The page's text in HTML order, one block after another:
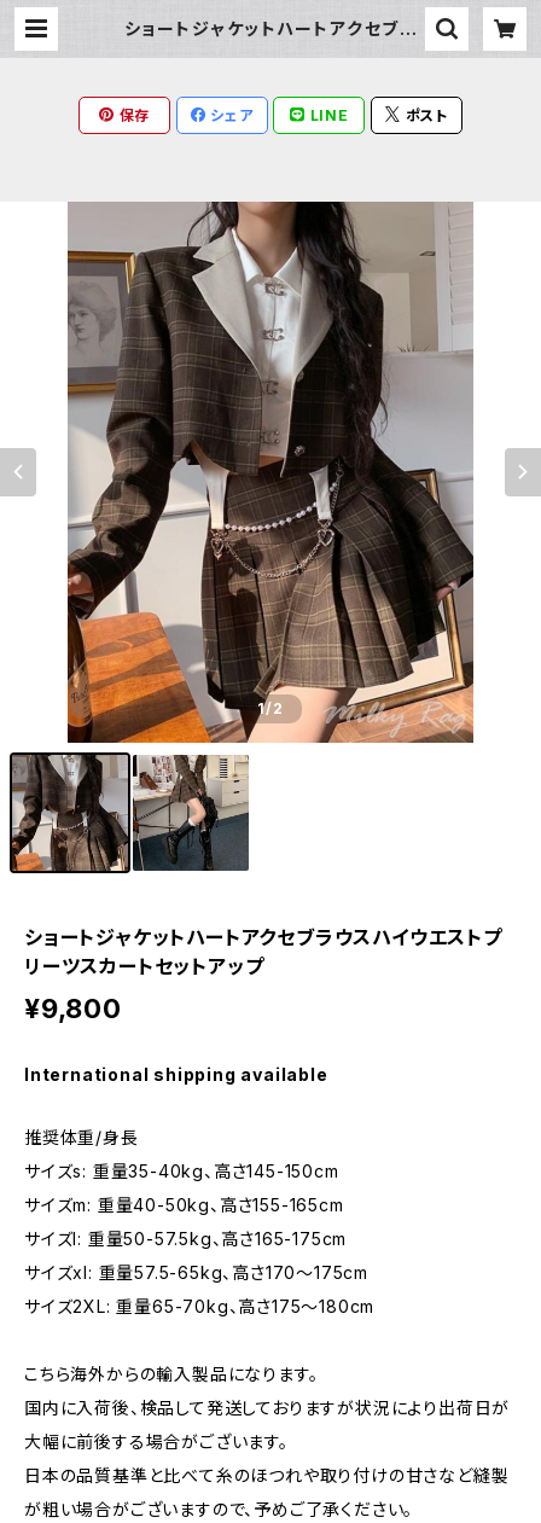
ショートジャケットハートアクセブラ
保存 シェア LINE ポスト
1/2
ショートジャケットハートアクセブラウスハイウエストプ
リーツスカートセットアップ
¥9,800
International shipping available
推奨体重/身長
サイズs: 重量35-40kg、高さ145-150cm
サイズm: 重量40-50kg、高さ155-165cm
サイズl: 重量50-57.5kg、高さ165-175cm
サイズxl: 重量57.5-65kg、高さ170〜175cm
サイズ2XL: 重量65-70kg、高さ175〜180cm
こちら海外からの輸入製品になります。
国内に入荷後、検品して発送しておりますが状況により出荷日が
大幅に前後する場合がございます。
日本の品質基準と比べて糸のほつれや取り付けの甘さなど縫製
が粗い場合がございますので、予めご了承ください。